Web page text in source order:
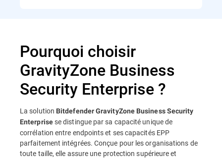
Pourquoi choisir
GravityZone Business
Security Enterprise ?
La solution Bitdefender GravityZone Business Security
Enterprisese distingue par sa capacité unique de
corrélation entre endpoints et ses capacités EPP
parfaitement intégrées. Conçue pour les organisations de
toute taille, elle assure une protection supérieure et